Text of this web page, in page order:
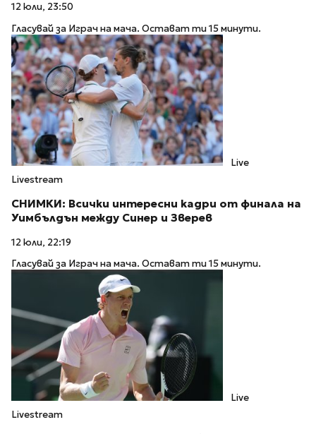
12 юли, 23:50
Гласувай за Играч на мача. Остават ти 15 минути.
Live
Livestream
СНИМКИ: Всички интересни кадри от финала на
Уимбълдън между Синер и Зверев
12 юли, 22:19
Гласувай за Играч на мача. Остават ти 15 минути.
Live
Livestream